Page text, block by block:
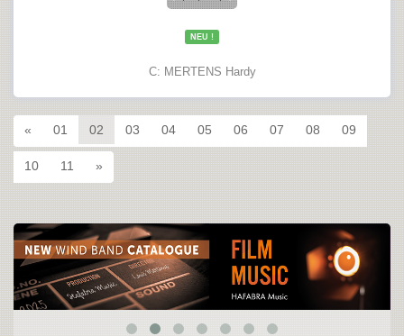
NEU !
C: MERTENS Hardy
« 01 02 03 04 05 06 07 08 09
10 11 »